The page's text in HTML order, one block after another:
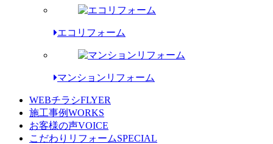
エコリフォーム
マンションリフォーム
WEBチラシFLYER
施工事例WORKS
お客様の声VOICE
こだわりリフォームSPECIAL